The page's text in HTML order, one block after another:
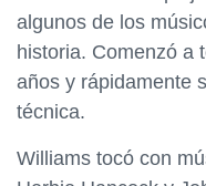
algunos de los
historia. Comenzó a
años y rápidamente
técnica.
Williams tocó con